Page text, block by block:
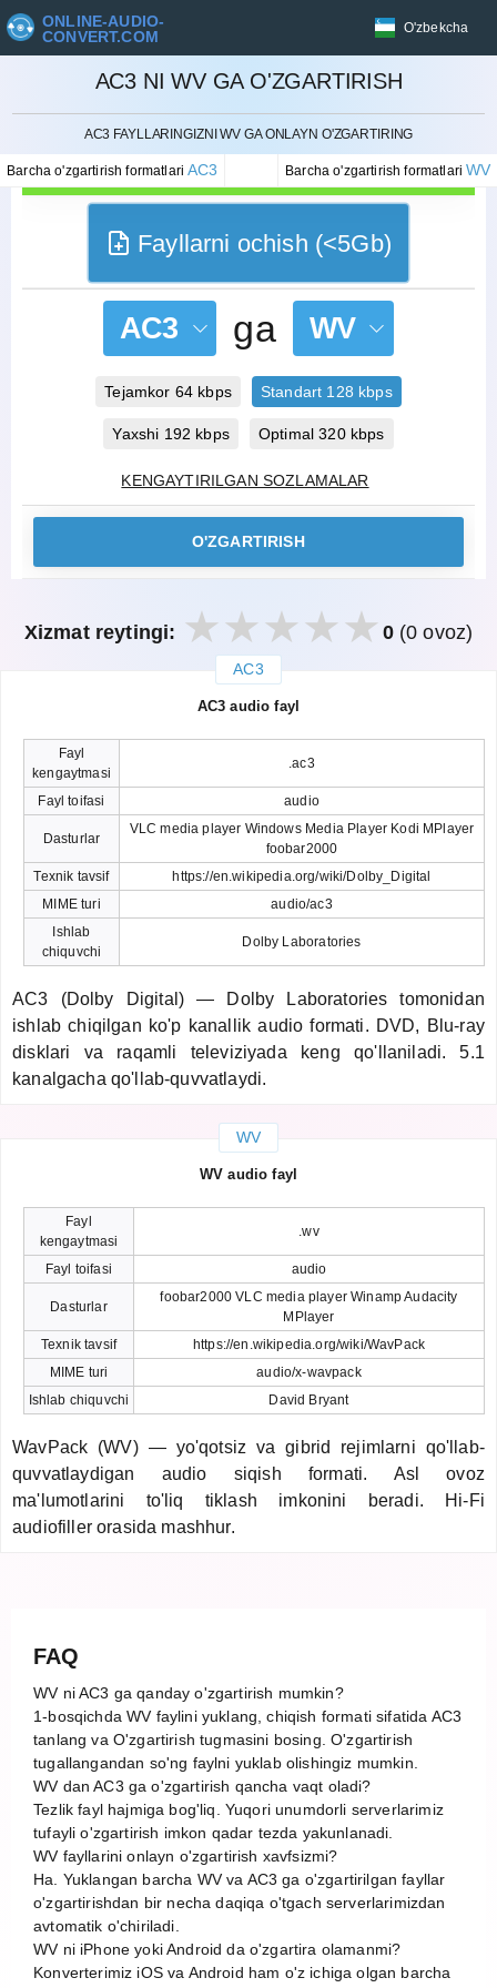
ONLINE-AUDIO-
CONVERT.COM
O'zbekcha
AC3 NI WV GA O'ZGARTIRISH
AC3 FAYLLARINGIZNI WV GA ONLAYN O'ZGARTIRING
Barcha o'zgartirish formatlariAC3 Barcha o'zgartirish formatlariWV
BEKOR QILISH
Fayllarni ochish (<5Gb)
AC3 ga WV
Tejamkor 64 kbps Standart 128 kbps
Yaxshi 192 kbps Optimal 320 kbps
KENGAYTIRILGAN SOZLAMALAR
O'ZGARTIRISH
Xizmat reytingi: 0(0 ovoz)
AC3
AC3 audio fayl
Fayl
kengaytmasi
.ac3
Fayl toifasi audio
Dasturlar
VLC media player Windows Media Player Kodi MPlayer
foobar2000
Texnik tavsif
https://en.wikipedia.org/wiki/Dolby_Digital
MIME turi
audio/ac3
Ishlab
chiquvchi
Dolby Laboratories
AC3 (Dolby Digital) — Dolby Laboratories tomonidan
ishlab chiqilgan ko'p kanallik audio formati. DVD, Blu-ray
disklari va raqamli televiziyada keng qo'llaniladi. 5.1
kanalgacha qo'llab-quvvatlaydi.
WV
WV audio fayl
Fayl
kengaytmasi
.wv
Fayl toifasi audio
Dasturlar
foobar2000 VLC media player Winamp Audacity
MPlayer
Texnik tavsif
https://en.wikipedia.org/wiki/WavPack
MIME turi
audio/x-wavpack
Ishlab chiquvchi
David Bryant
WavPack (WV) — yo'qotsiz va gibrid rejimlarni qo'llab-
quvvatlaydigan audio siqish formati. Asl ovoz
ma'lumotlarini to'liq tiklash imkonini beradi. Hi-Fi
audiofiller orasida mashhur.
FAQ
WV ni AC3 ga qanday o'zgartirish mumkin?
1-bosqichda WV faylini yuklang, chiqish formati sifatida AC3
tanlang va O'zgartirish tugmasini bosing. O'zgartirish
tugallangandan so'ng faylni yuklab olishingiz mumkin.
WV dan AC3 ga o'zgartirish qancha vaqt oladi?
Tezlik fayl hajmiga bog'liq. Yuqori unumdorli serverlarimiz
tufayli o'zgartirish imkon qadar tezda yakunlanadi.
WV fayllarini onlayn o'zgartirish xavfsizmi?
Ha. Yuklangan barcha WV va AC3 ga o'zgartirilgan fayllar
o'zgartirishdan bir necha daqiqa o'tgach serverlarimizdan
avtomatik o'chiriladi.
WV ni iPhone yoki Android da o'zgartira olamanmi?
Konverterimiz iOS va Android ham o'z ichiga olgan barcha